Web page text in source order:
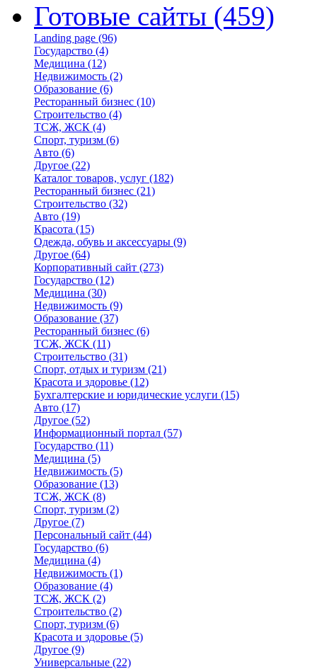
Готовые сайты (459)
Landing page (96)
Государство (4)
Медицина (12)
Недвижимость (2)
Образование (6)
Ресторанный бизнес (10)
Строительство (4)
ТСЖ, ЖСК (4)
Спорт, туризм (6)
Авто (6)
Другое (22)
Каталог товаров, услуг (182)
Ресторанный бизнес (21)
Строительство (32)
Авто (19)
Красота (15)
Одежда, обувь и аксессуары (9)
Другое (64)
Корпоративный сайт (273)
Государство (12)
Медицина (30)
Недвижимость (9)
Образование (37)
Ресторанный бизнес (6)
ТСЖ, ЖСК (11)
Строительство (31)
Спорт, отдых и туризм (21)
Красота и здоровье (12)
Бухгалтерские и юридические услуги (15)
Авто (17)
Другое (52)
Информационный портал (57)
Государство (11)
Медицина (5)
Недвижимость (5)
Образование (13)
ТСЖ, ЖСК (8)
Спорт, туризм (2)
Другое (7)
Персональный сайт (44)
Государство (6)
Медицина (4)
Недвижимость (1)
Образование (4)
ТСЖ, ЖСК (2)
Строительство (2)
Спорт, туризм (6)
Красота и здоровье (5)
Другое (9)
Универсальные (22)